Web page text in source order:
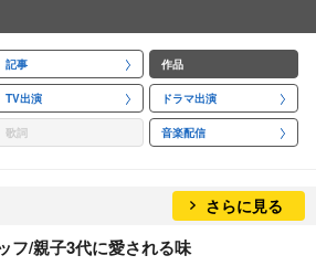
記事 作品
TV出演 ドラマ出演
歌詞 音楽配信
さらに見る
フ/親子3代に愛される味